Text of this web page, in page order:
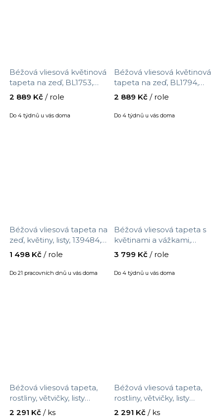
Béžová vliesová květinová
tapeta na zeď, BL1753,
Blooms Second Edition
Resource Library, York,
velikost 0,685 x 8,2 m
Do 4 týdnů u vás doma
2 889 Kč / role
Béžová vliesová květinová
tapeta na zeď, BL1794,
Blooms Second Edition
Resource Library, York,
velikost 0,685 x 8,2 m
Do 4 týdnů u vás doma
2 889 Kč / role
Béžová vliesová tapeta na
zeď, květiny, listy, 139484,
Vintage Flowers, Esta
Home, velikost 10,05 x
0,53 m
Do 21 pracovních dnů u vás doma
1 498 Kč / role
Béžová vliesová tapeta s
květinami a vážkami,
BL1763, Blooms Second
Edition Resource Library,
York, velikost 10 x 0,52 m
Do 4 týdnů u vás doma
3 799 Kč / role
Béžová vliesová tapeta,
rostliny, větvičky, listy
318030, Twist, Eijffinger,
2 291 Kč / ks
Béžová vliesová tapeta,
rostliny, větvičky, listy
318050, Twist, Eijffinger,
2 291 Kč / ks